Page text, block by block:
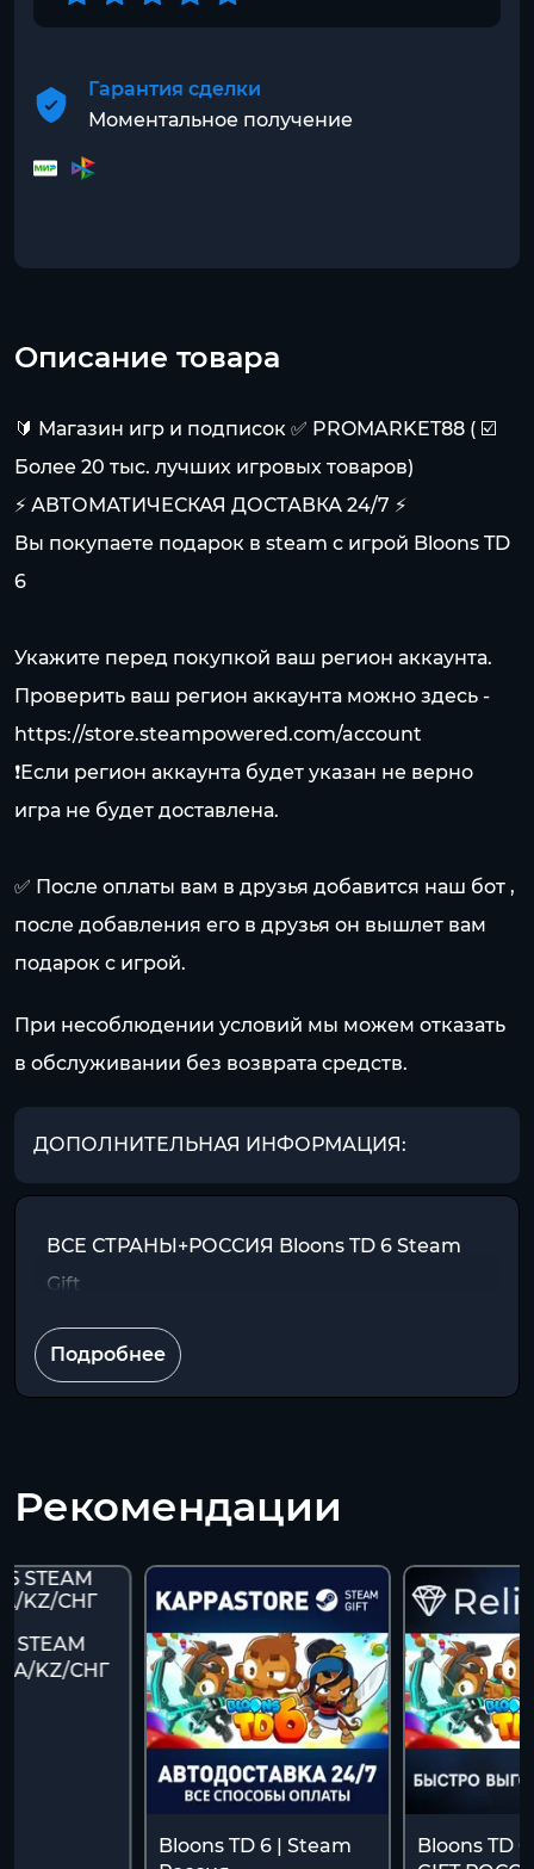
Гарантия сделки
Моментальное получение
Описание товара
🔰 Магазин игр и подписок ✅ PROMARKET88 ( ☑️
Более 20 тыс. лучших игровых товаров)
⚡ АВТОМАТИЧЕСКАЯ ДОСТАВКА 24/7 ⚡
Вы покупаете подарок в steam с игрой Bloons TD
6
Укажите перед покупкой ваш регион аккаунта.
Проверить ваш регион аккаунта можно здесь -
https://store.steampowered.com/account
❗️Если регион аккаунта будет указан не верно
игра не будет доставлена.
✅ После оплаты вам в друзья добавится наш бот ,
после добавления его в друзья он вышлет вам
подарок с игрой.
При несоблюдении условий мы можем отказать
в обслуживании без возврата средств.
ДОПОЛНИТЕЛЬНАЯ ИНФОРМАЦИЯ:
ВСЕ СТРАНЫ+РОССИЯ Bloons TD 6 Steam
Gift
Подробнее
Рекомендации
STEAM
KZ/СНГ
Bloons TD 6 | Steam
Bloons TD 6